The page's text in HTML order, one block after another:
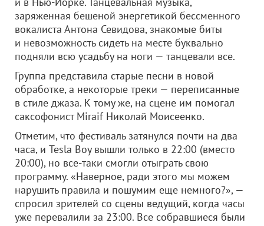
заряженная бешеной энергетикой бессменного
вокалиста Антона Севидова, знакомые биты
и невозможность сидеть на месте буквально
подняли всю усадьбу на ноги — танцевали все.
Группа представила старые песни в новой
обработке, а некоторые треки — переписанные
в стиле джаза. К тому же, на сцене им помогал
саксофонист Miraif Николай Моисеенко.
Отметим, что фестиваль затянулся почти на два
часа, и Tesla Boy вышли только в 22:00 (вместо
20:00), но все-таки смогли отыграть свою
программу. «Наверное, ради этого мы можем
нарушить правила и пошумим еще немного?», —
спросил зрителей со сцены ведущий, когда часы
уже перевалили за 23:00. Все собравшиеся были